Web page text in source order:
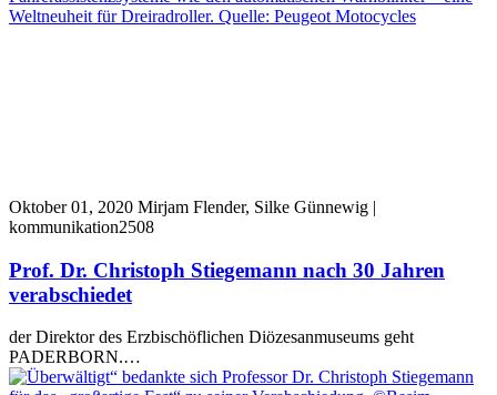
Oktober 01, 2020 Mirjam Flender, Silke Günnewig |
kommunikation2508
Prof. Dr. Christoph Stiegemann nach 30 Jahren
verabschiedet
der Direktor des Erzbischöflichen Diözesanmuseums geht
PADERBORN.…